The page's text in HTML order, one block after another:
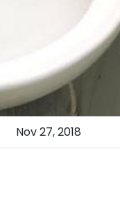
Nov 27, 2018